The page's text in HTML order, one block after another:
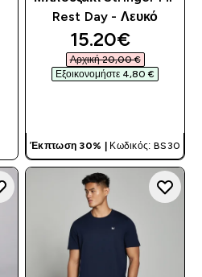
Rest Day - Λευκό
discounted
15.20€‎
Αρχική 20,00 €‎
Εξοικονομήστε 4,80 €‎
Έκπτωση 30% | Κωδικός: BS30